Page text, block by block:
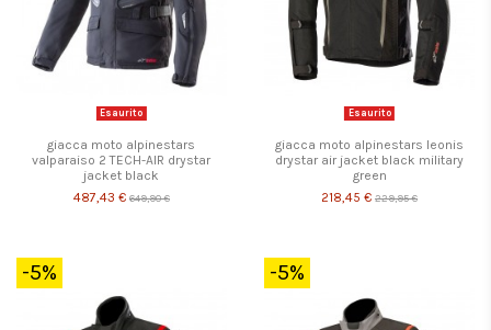
Esaurito
giacca moto alpinestars
valparaiso 2 TECH-AIR drystar
jacket black
487,43 € 649,90 €
Esaurito
giacca moto alpinestars leonis
drystar air jacket black military
green
218,45 € 229,95 €
-5% -5%